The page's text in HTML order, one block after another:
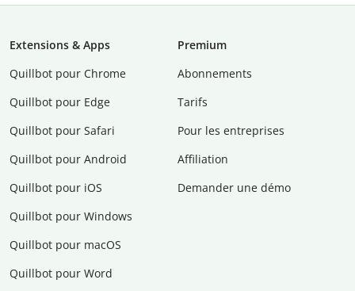
Extensions & Apps
Quillbot pour Chrome
Quillbot pour Edge
Quillbot pour Safari
Quillbot pour Android
Quillbot pour iOS
Quillbot pour Windows
Quillbot pour macOS
Quillbot pour Word
Premium
Abonnements
Tarifs
Pour les entreprises
Affiliation
Demander une démo